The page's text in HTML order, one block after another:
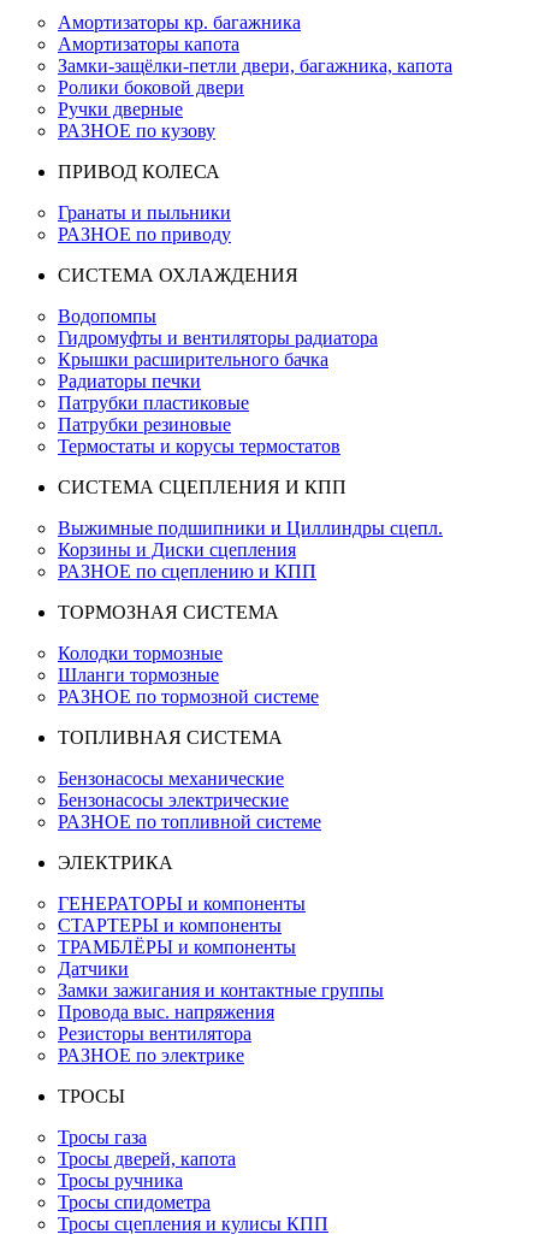
Амортизаторы кр. багажника
Амортизаторы капота
Замки-защёлки-петли двери, багажника, капота
Ролики боковой двери
Ручки дверные
РАЗНОЕ по кузову
ПРИВОД КОЛЕСА
Гранаты и пыльники
РАЗНОЕ по приводу
СИСТЕМА ОХЛАЖДЕНИЯ
Водопомпы
Гидромуфты и вентиляторы радиатора
Крышки расширительного бачка
Радиаторы печки
Патрубки пластиковые
Патрубки резиновые
Термостаты и корусы термостатов
СИСТЕМА СЦЕПЛЕНИЯ И КПП
Выжимные подшипники и Циллиндры сцепл.
Корзины и Диски сцепления
РАЗНОЕ по сцеплению и КПП
ТОРМОЗНАЯ СИСТЕМА
Колодки тормозные
Шланги тормозные
РАЗНОЕ по тормозной системе
ТОПЛИВНАЯ СИСТЕМА
Бензонасосы механические
Бензонасосы электрические
РАЗНОЕ по топливной системе
ЭЛЕКТРИКА
ГЕНЕРАТОРЫ и компоненты
СТАРТЕРЫ и компоненты
ТРАМБЛЁРЫ и компоненты
Датчики
Замки зажигания и контактные группы
Провода выс. напряжения
Резисторы вентилятора
РАЗНОЕ по электрике
ТРОСЫ
Тросы газа
Тросы дверей, капота
Тросы ручника
Тросы спидометра
Тросы сцепления и кулисы КПП